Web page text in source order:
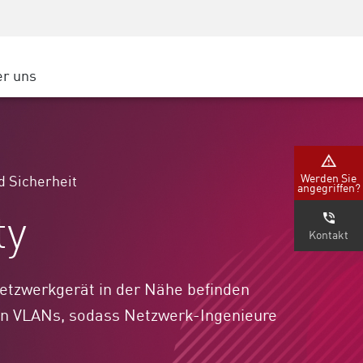
uns
Sicherheit
in der Nähe befinden
VLANs, sodass Netzwerk-Ingenieure
Werden Sie
angegriffen?
Kontakt